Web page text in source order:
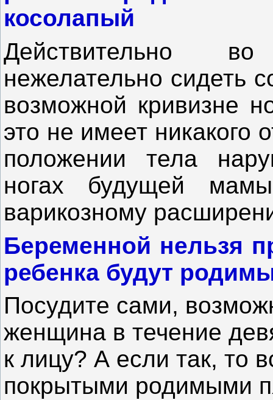
косолапый
Действительно
нежелательно сидеть
возможной кривизне
это не имеет никакого
положении тела
ногах будущей
варикозному
Беременной нельзя
ребенка будут
Посудите сами,
женщина в течение
к лицу? А если так, то
покрытыми родимыми